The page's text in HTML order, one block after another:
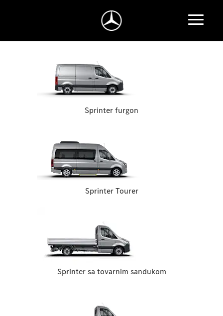
Sprinter furgon
Sprinter Tourer
Sprinter sa tovarnim sandukom